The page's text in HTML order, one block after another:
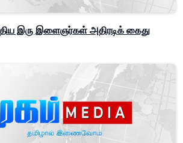
இரு இளைஞர்கள் அதிரடிக் கைது